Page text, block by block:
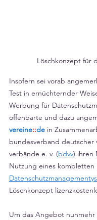
Löschkonzept für
Insofern sei vorab
Test in ernüchternder
Werbung für
offenbarte und dazu
vereine::de in
bundesverband deutscher
verbände e. v. (bdvv) ihren
Nutzung eines kompletten
Löschkonzept
Um das Angebot nunmehr